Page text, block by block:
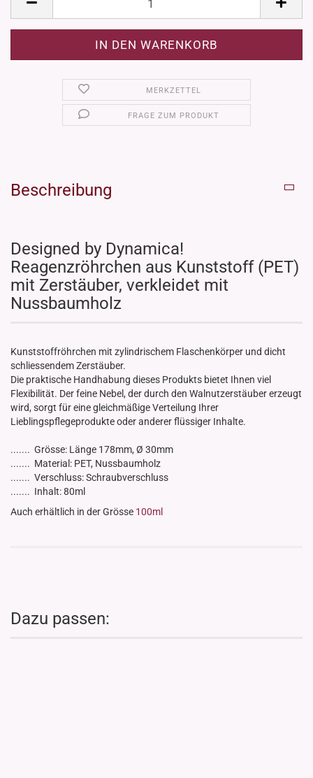
MERKZETTEL
FRAGE ZUM PRODUKT
Beschreibung
Designed by Dynamica!
Reagenzröhrchen aus Kunststoff (PET)
mit Zerstäuber, verkleidet mit
Nussbaumholz
Kunststoffröhrchen mit zylindrischem Flaschenkörper und dicht
schliessendem Zerstäuber.
Die praktische Handhabung dieses Produkts bietet Ihnen viel
Flexibilität. Der feine Nebel, der durch den Walnutzerstäuber erzeugt
wird, sorgt für eine gleichmäßige Verteilung Ihrer
Lieblingspflegeprodukte oder anderer flüssiger Inhalte.
....... Grösse: Länge 178mm, Ø 30mm
....... Material: PET, Nussbaumholz
....... Verschluss: Schraubverschluss
....... Inhalt: 80ml
Auch erhältlich in der Grösse 100ml
Dazu passen: